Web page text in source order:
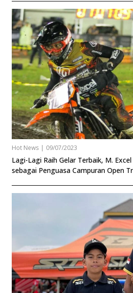
Hot News | 09/07/2023
Lagi-Lagi Raih Gelar Terbaik, M.
sebagai Penguasa Campuran Open